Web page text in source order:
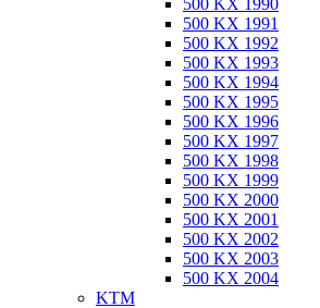
500 KX 1990
500 KX 1991
500 KX 1992
500 KX 1993
500 KX 1994
500 KX 1995
500 KX 1996
500 KX 1997
500 KX 1998
500 KX 1999
500 KX 2000
500 KX 2001
500 KX 2002
500 KX 2003
500 KX 2004
KTM